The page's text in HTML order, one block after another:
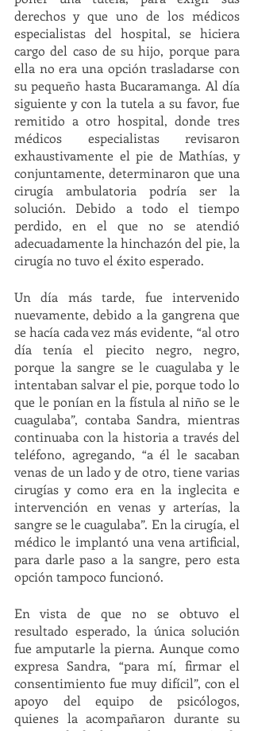
derechos y que uno de los médicos
especialistas del hospital, se hiciera
cargo del caso de su hijo, porque para
ella no era una opción trasladarse con
su pequeño hasta Bucaramanga. Al día
siguiente y con la tutela a su favor, fue
remitido a otro hospital, donde tres
médicos especialistas revisaron
exhaustivamente el pie de Mathías, y
conjuntamente, determinaron que una
cirugía ambulatoria podría ser la
solución. Debido a todo el tiempo
perdido, en el que no se atendió
adecuadamente la hinchazón del pie, la
cirugía no tuvo el éxito esperado.
Un día más tarde, fue intervenido
nuevamente, debido a la gangrena que
se hacía cada vez más evidente, “al otro
día tenía el piecito negro, negro,
porque la sangre se le cuagulaba y le
intentaban salvar el pie, porque todo lo
que le ponían en la fístula al niño se le
cuagulaba”, contaba Sandra, mientras
continuaba con la historia a través del
teléfono, agregando, “a él le sacaban
venas de un lado y de otro, tiene varias
cirugías y como era en la inglecita e
intervención en venas y arterías, la
sangre se le cuagulaba”. En la cirugía, el
médico le implantó una vena artificial,
para darle paso a la sangre, pero esta
opción tampoco funcionó.
En vista de que no se obtuvo el
resultado esperado, la única solución
fue amputarle la pierna. Aunque como
expresa Sandra, “para mí, firmar el
consentimiento fue muy difícil”, con el
apoyo del equipo de psicólogos,
quienes la acompañaron durante su